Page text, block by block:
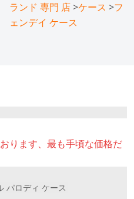
ランド 専門 店>ケース >フ
ェンデイ ケース
ります、最も手頃な価格だ
パロディ ケース